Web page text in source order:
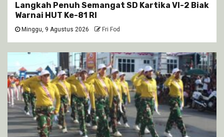
Langkah Penuh Semangat SD Kartika VI-2 Biak
Warnai HUT Ke-81 RI
Minggu, 9 Agustus 2026 Fri Fod